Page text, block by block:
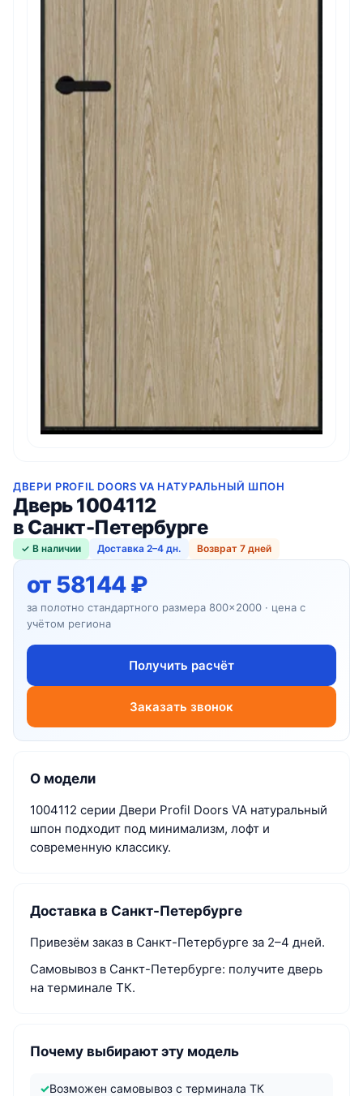
ДВЕРИ PROFIL DOORS VA НАТУРАЛЬНЫЙ ШПОН
Дверь 1004112
в Санкт-Петербурге
✓ В наличии Доставка 2–4 дн. Возврат 7 дней
от 58144 ₽
за полотно стандартного размера 800×2000 · цена с
учётом региона
Получить расчёт
Заказать звонок
О модели
1004112 серии Двери Profil Doors VA натуральный
шпон подходит под минимализм, лофт и
современную классику.
Доставка в Санкт-Петербурге
Привезём заказ в Санкт-Петербурге за 2–4 дней.
Самовывоз в Санкт-Петербурге: получите дверь
на терминале ТК.
Почему выбирают эту модель
Возможен самовывоз с терминала ТК